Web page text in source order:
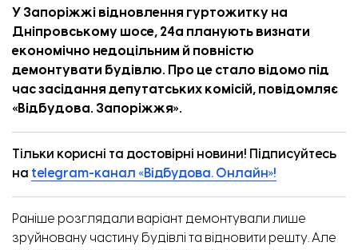
У Запоріжжі відновлення гуртожитку на
Дніпровському шосе, 24а планують визнати
економічно недоцільним й повністю
демонтувати будівлю. Про це стало відомо під
час засідання депутатських комісій, повідомляє
«Відбудова. Запоріжжя».
Тільки корисні та достовірні новини! Підписуйтесь
на telegram-канал «Відбудова. Онлайн»!
Раніше розглядали варіант демонтували лише
зруйновану частину будівлі та відновити решту. Але